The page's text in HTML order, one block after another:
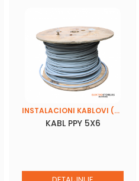
INSTALACIONI KABLOVI (PPY, N2XH, SKS 4X16)
KABL PPY 5X6